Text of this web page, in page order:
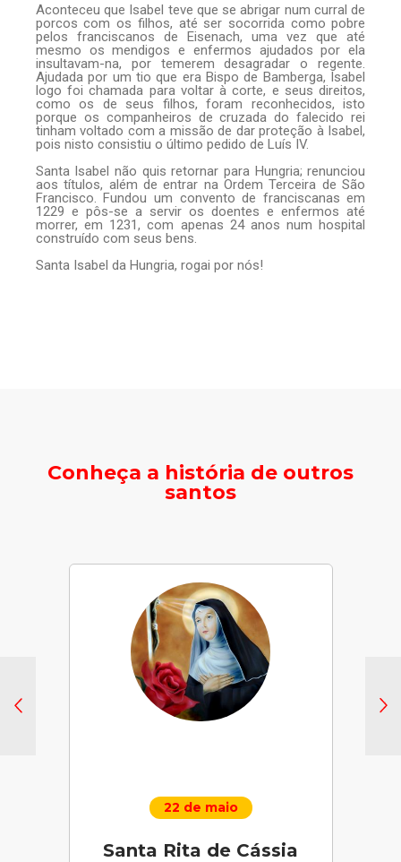
Aconteceu que Isabel teve que se abrigar num curral de
porcos com os filhos, até ser socorrida como pobre
pelos franciscanos de Eisenach, uma vez que até
mesmo os mendigos e enfermos ajudados por ela
insultavam-na, por temerem desagradar o regente.
Ajudada por um tio que era Bispo de Bamberga, Isabel
logo foi chamada para voltar à corte, e seus direitos,
como os de seus filhos, foram reconhecidos, isto
porque os companheiros de cruzada do falecido rei
tinham voltado com a missão de dar proteção à Isabel,
pois nisto consistiu o último pedido de Luís IV.
Santa Isabel não quis retornar para Hungria; renunciou
aos títulos, além de entrar na Ordem Terceira de São
Francisco. Fundou um convento de franciscanas em
1229 e pôs-se a servir os doentes e enfermos até
morrer, em 1231, com apenas 24 anos num hospital
construído com seus bens.
Santa Isabel da Hungria, rogai por nós!
Conheça a história de outros
santos
22 de maio
Santa Rita de Cássia